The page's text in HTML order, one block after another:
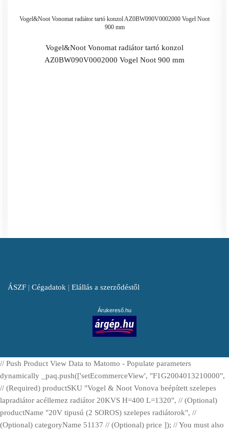
Vogel&Noot Vonomat radiátor tartó konzol AZ0BW090V0002000 Vogel Noot
900 mm
Vogel&Noot Vonomat radiátor tartó konzol
AZ0BW090V0002000 Vogel Noot 900 mm
ÁSZF | Cégadatok | Elállás a szerződéstől
Árukereső.hu
// Push Product View Data to Matomo - Populate parameters
dynamically _paq.push(['setEcommerceView', "F1G2004013210000",
// (Required) productSKU "Vogel & Noot Vonova beépített szelepes
lapradiátor acéllemez radiátor 20KVS H=400 L=1320", // (Optional)
productName "20V tipusú (2 SOROS) szelepes radiátorok", //
(Optional) categoryName 51137 // (Optional) price ]); // You must also